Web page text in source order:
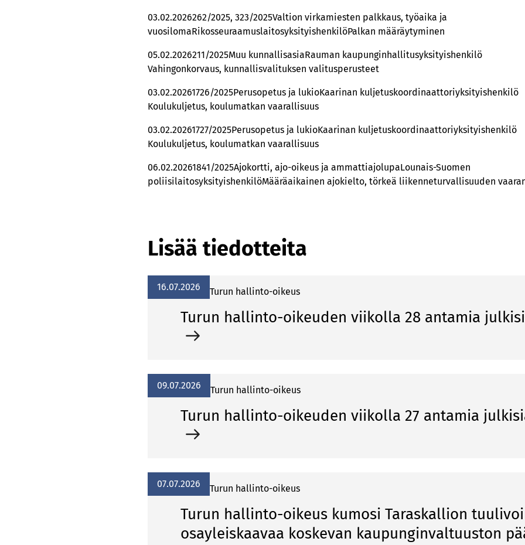
03.02.2026262/2025, 323/2025Valtion virkamiesten palkkaus, työaika ja
vuosilomaRikosseuraamuslaitosyksityishenkilöPalkan määräytyminen
05.02.2026211/2025Muu kunnallisasiaRauman kaupunginhallitusyksityishenkilö
Vahingonkorvaus, kunnallisvalituksen valitusperusteet
03.02.20261726/2025Perusopetus ja lukioKaarinan kuljetuskoordinaattoriyksityishenkilö
Koulukuljetus, koulumatkan vaarallisuus
03.02.20261727/2025Perusopetus ja lukioKaarinan kuljetuskoordinaattoriyksityishenkilö
Koulukuljetus, koulumatkan vaarallisuus
06.02.20261841/2025Ajokortti, ajo-oikeus ja ammattiajolupaLounais-Suomen
poliisilaitosyksityishenkilöMääräaikainen ajokielto, törkeä liikenneturvallisuuden
Lisää tiedotteita
16.07.2026 Turun hallinto-oikeus
Turun hallinto-oikeuden viikolla 28 antamia
09.07.2026 Turun hallinto-oikeus
Turun hallinto-oikeuden viikolla 27 antamia
07.07.2026 Turun hallinto-oikeus
Turun hallinto-oikeus kumosi Taraskallion
osayleiskaavaa koskevan kaupunginvaltuuston